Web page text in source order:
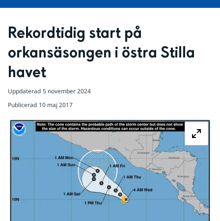
Rekordtidig start på
orkansäsongen i östra Stilla
havet
Uppdaterad 5 november 2024
Publicerad 10 maj 2017